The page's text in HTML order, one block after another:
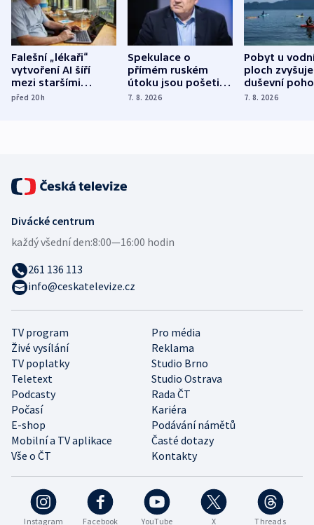
Falešní „lékaři“
vytvoření AI šíří
mezi staršími
Poláky nebezpečné
před 20h
Spekulace o
přímém ruském
útoku jsou pošetilé,
míní estonský
7. 8. 2026
Pobyt u
ploch zvyšuje
duševní
ukázala
7. 8. 2026
Instagram Facebook YouTube X Threads
TV program
Pro média
Živé vysílání
Reklama
TV poplatky
Studio Brno
Teletext
Studio Ostrava
Podcasty
Rada ČT
Počasí
Kariéra
E-shop
Podávání námětů
Mobilní a TV aplikace
Časté dotazy
Vše o ČT
Kontakty
Divácké centrum
každý všední den:8:00—16:00 hodin
261 136 113
info@ceskatelevize.cz